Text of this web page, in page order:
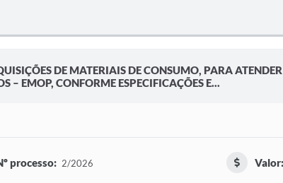
DE MATERIAIS DE CONSUMO, PARA
– EMOP, CONFORME ESPECIFICAÇÕES E...
processo: 2/2026 Valor: